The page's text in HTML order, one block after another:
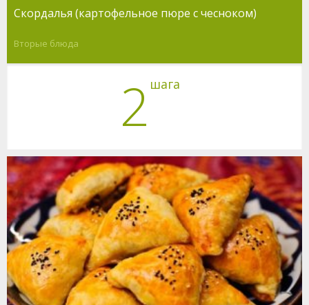
Скордалья (картофельное пюре с чесноком)
Вторые блюда
2 шага